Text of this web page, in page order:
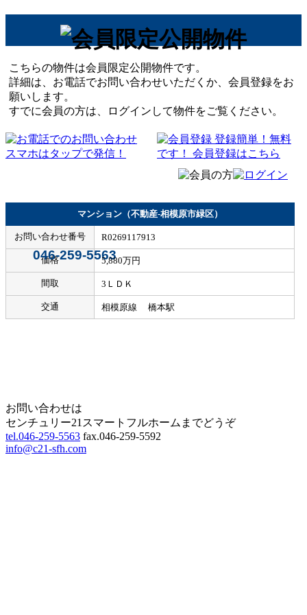
こちらの物件は会員限定公開物件です。
詳細は、お電話でお問い合わせいただくか、会員登録をお
願いします。
すでに会員の方は、ログインして物件をご覧ください。
046-259-5563
マンション（不動産-相模原市緑区）
お問い合わせ番号 R0269117913
価格 5,880万円
間取 3ＬＤＫ
交通 相模原線 橋本駅
お問い合わせは
センチュリー21スマートフルホームまでどうぞ
tel.046-259-5563 fax.046-259-5592
info@c21-sfh.com